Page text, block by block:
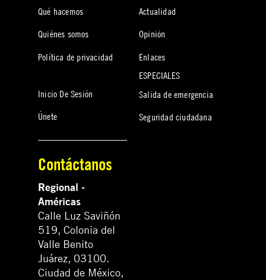
Qué hacemos
Quiénes somos
Política de privacidad
Inicio De Sesión
Únete
Actualidad
Opinión
Enlaces
ESPECIALES
Salida de emergencia
Seguridad ciudadana
Contáctanos
Regional -
Américas
Calle Luz Saviñón
519, Colonia del
Valle Benito
Juárez, 03100.
Ciudad de México,